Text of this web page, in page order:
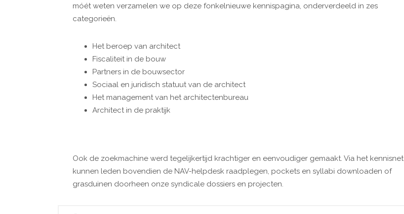
móét weten verzamelen we op deze fonkelnieuwe kennispagina, onderverdeeld in zes
categorieën.
Het beroep van architect
Fiscaliteit in de bouw
Partners in de bouwsector
Sociaal en juridisch statuut van de architect
Het management van het architectenbureau
Architect in de praktijk
Ook de zoekmachine werd tegelijkertijd krachtiger en eenvoudiger gemaakt. Via het kennisnet
kunnen leden bovendien de NAV-helpdesk raadplegen, pockets en syllabi downloaden of
grasduinen doorheen onze syndicale dossiers en projecten.